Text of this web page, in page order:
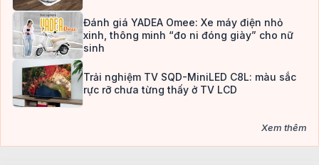
Đánh giá YADEA Omee: Xe máy điện nhỏ
xinh, thông minh “đo ni đóng giày” cho nữ
sinh
Trải nghiệm TV SQD-MiniLED C8L: màu sắc
rực rỡ chưa từng thấy ở TV LCD
Xem thêm